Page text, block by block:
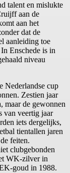
talent en mislukte
aan de
aan het
dat de
aanleiding toe
Enschede is in
niveau
Nederlandse cup
Zestien jaar
maar de gewonnen
van veertig jaar
iets dergelijks,
tientallen jaren
feiten.
clubgebonden
WK-zilver in
goud in 1988.